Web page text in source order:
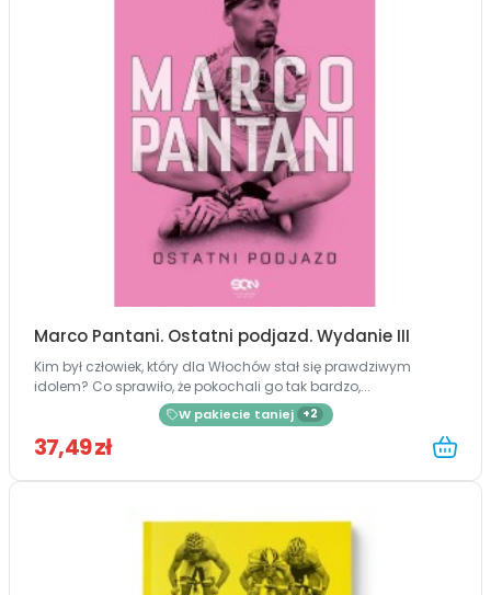
Marco Pantani. Ostatni podjazd. Wydanie III
Kim był człowiek, który dla Włochów stał się prawdziwym
idolem? Co sprawiło, że pokochali go tak bardzo,...
W pakiecie taniej +2
37,49 zł